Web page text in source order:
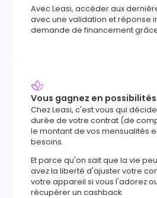
Avec Leasi, accéder aux
avec une validation et réponse
demande de financement
Vous gagnez en possibilités
Chez Leasi, c'est vous qui
durée de votre contrat (de
le montant de vos mensualités
besoins.
Et parce qu'on sait que la vie
avez la liberté d'ajuster votre
votre appareil si vous l'adorez
récupérer un cashback.